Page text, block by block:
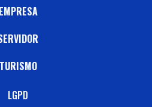
EMPRESA
TURISMO
LGPD